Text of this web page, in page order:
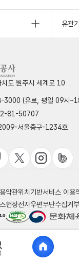
유관
도 원주시 세계로 10
(유료, 평일 09시
81-50707
서울중구-1234호
약관위치기반서비스 이용
헌장전자우편무단수집거부